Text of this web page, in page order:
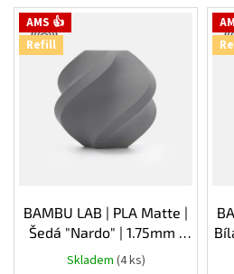
V AMS 👍
Refill
BAMBU LAB | PLA Matte |
Šedá "Nardo" | 1.75mm |
1kg | Refill
Skladem (4 ks)